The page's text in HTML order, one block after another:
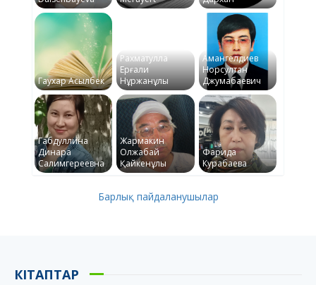
Гаухар Асылбек
Рахматулла
Ерғали
Нұржанұлы
Амангелдиев
Норсултан
Джумабаевич
Габдуллина
Динара
Салимгереевна
Жармакин
Олжабай
Қайкенұлы
Фарида
Курабаева
Барлық пайдаланушылар
КІТАПТАР